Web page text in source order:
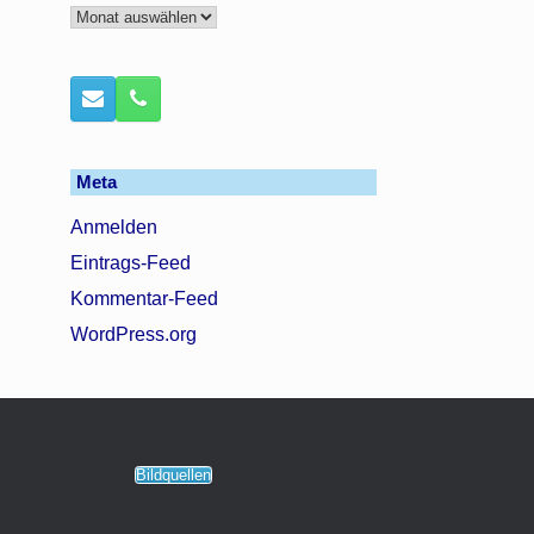
Archiv
Meta
Anmelden
Eintrags-Feed
Kommentar-Feed
WordPress.org
Bildquellen